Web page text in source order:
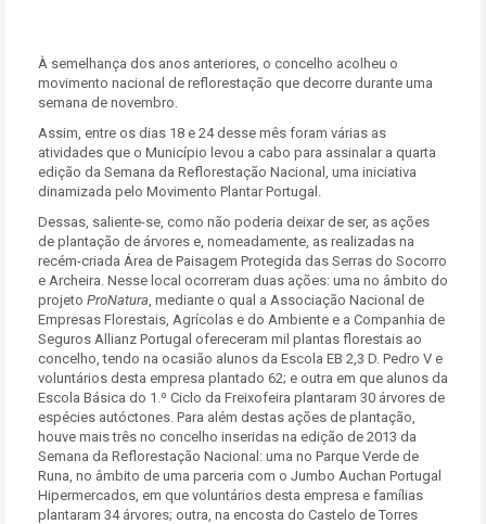
À semelhança dos anos anteriores, o concelho acolheu o
movimento nacional de reflorestação que decorre durante uma
semana de novembro.
Assim, entre os dias 18 e 24 desse mês foram várias as
atividades que o Município levou a cabo para assinalar a quarta
edição da Semana da Reflorestação Nacional, uma iniciativa
dinamizada pelo Movimento Plantar Portugal.
Dessas, saliente-se, como não poderia deixar de ser, as ações
de plantação de árvores e, nomeadamente, as realizadas na
recém-criada Área de Paisagem Protegida das Serras do Socorro
e Archeira. Nesse local ocorreram duas ações: uma no âmbito do
projeto ProNatura, mediante o qual a Associação Nacional de
Empresas Florestais, Agrícolas e do Ambiente e a Companhia de
Seguros Allianz Portugal ofereceram mil plantas florestais ao
concelho, tendo na ocasião alunos da Escola EB 2,3 D. Pedro V e
voluntários desta empresa plantado 62; e outra em que alunos da
Escola Básica do 1.º Ciclo da Freixofeira plantaram 30 árvores de
espécies autóctones. Para além destas ações de plantação,
houve mais três no concelho inseridas na edição de 2013 da
Semana da Reflorestação Nacional: uma no Parque Verde de
Runa, no âmbito de uma parceria com o Jumbo Auchan Portugal
Hipermercados, em que voluntários desta empresa e famílias
plantaram 34 árvores; outra, na encosta do Castelo de Torres